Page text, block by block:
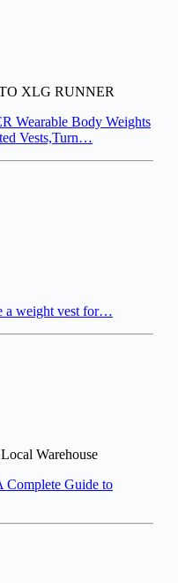
XLG RUNNER
Body Weights
Vests,Turn…
a weight vest for…
Warehouse
Complete Guide to